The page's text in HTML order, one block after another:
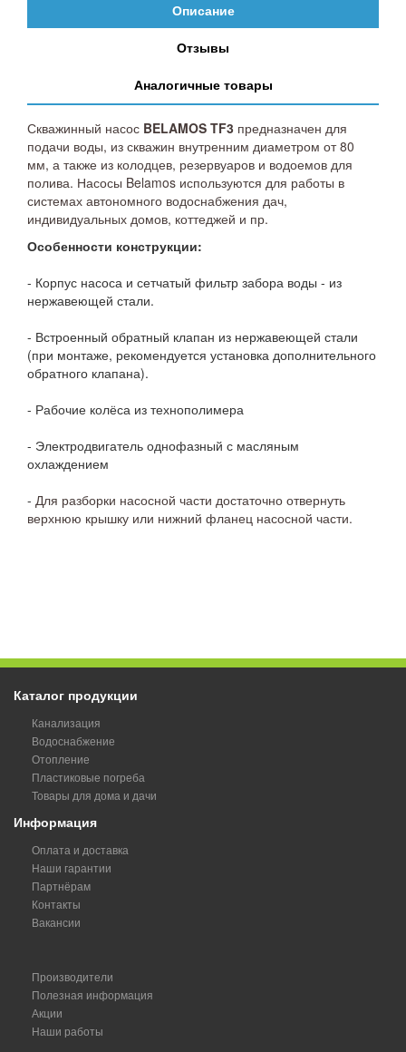
Описание
Отзывы
Аналогичные товары
Скважинный насос BELAMOS TF3 предназначен для
подачи воды, из скважин внутренним диаметром от 80
мм, а также из колодцев, резервуаров и водоемов для
полива. Насосы Belamos используются для работы в
системах автономного водоснабжения дач,
индивидуальных домов, коттеджей и пр.
Особенности конструкции:
- Корпус насоса и сетчатый фильтр забора воды - из
нержавеющей стали.
- Встроенный обратный клапан из нержавеющей стали
(при монтаже, рекомендуется установка дополнительного
обратного клапана).
- Рабочие колёса из технополимера
- Электродвигатель однофазный с масляным
охлаждением
- Для разборки насосной части достаточно отвернуть
верхнюю крышку или нижний фланец насосной части.
Каталог продукции
Канализация
Водоснабжение
Отопление
Пластиковые погреба
Товары для дома и дачи
Информация
Оплата и доставка
Наши гарантии
Партнёрам
Контакты
Вакансии
Производители
Полезная информация
Акции
Наши работы